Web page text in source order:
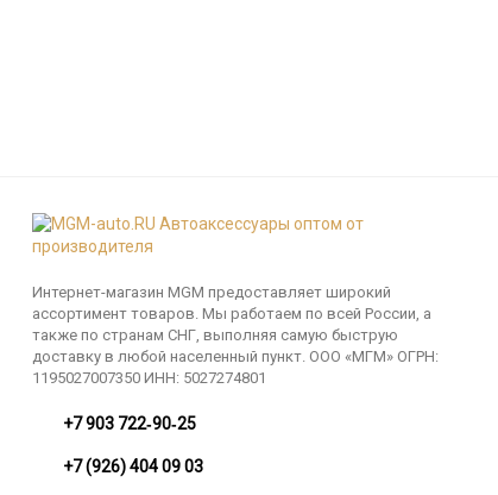
Интернет-магазин MGM предоставляет широкий
ассортимент товаров. Мы работаем по всей России, а
также по странам СНГ, выполняя самую быструю
доставку в любой населенный пункт. ООО «МГМ» ОГРН:
1195027007350 ИНН: 5027274801
‪+7 903 722‑90‑25
+7 (926) 404 09 03